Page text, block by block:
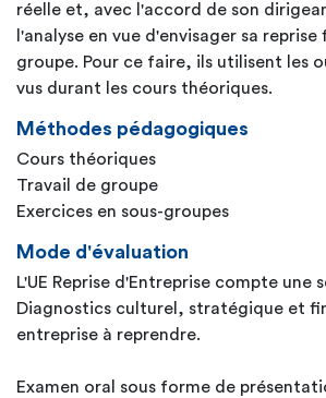
réelle et, avec l'accord de son
l'analyse en vue d'envisager sa
groupe. Pour ce faire, ils utilisent les outils et concepts
vus durant les cours théoriques.
Méthodes pédagogiques
Cours théoriques
Travail de groupe
Exercices en sous-groupes
Mode d'évaluation
L'UE Reprise d'Entreprise compte une
Diagnostics culturel, stratégique et
entreprise à reprendre.
Examen oral sous forme de présentation de groupe au